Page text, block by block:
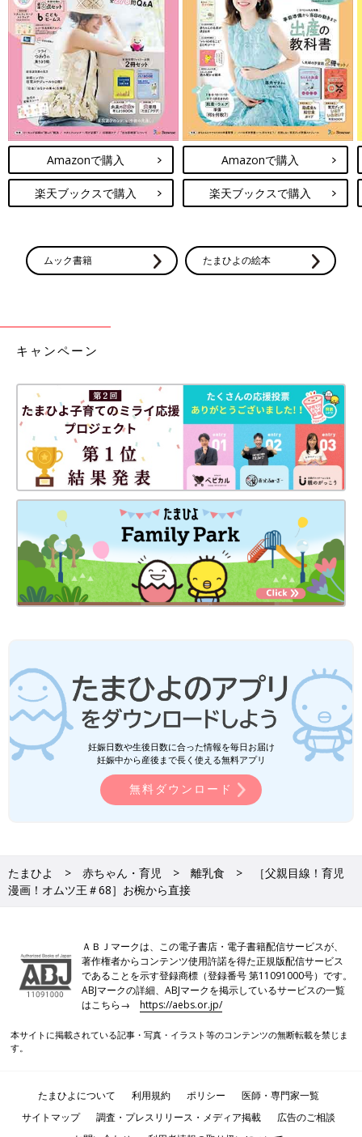
Amazonで購入
楽天ブックスで購入
Amazonで購入
楽天ブックスで購入
ムック書籍 たまひよの絵本
キャンペーン
妊娠日数や生後日数に合った情報を毎日お届け
妊娠中から産後まで長く使える無料アプリ
無料ダウンロード
たまひよ 赤ちゃん・育児 離乳食
［父親目線！育児
漫画！オムツ王＃68］お椀から直接
ＡＢＪマークは、この電子書店・電子書籍配信サービスが、
著作権者からコンテンツ使用許諾を得た正規版配信サービス
であることを示す登録商標（登録番号 第11091000号）です。
ABJマークの詳細、ABJマークを掲示しているサービスの一覧
はこちら→https://aebs.or.jp/
本サイトに掲載されている記事・写真・イラスト等のコンテンツの無断転載を禁じま
す。
たまひよについて 利用規約 ポリシー
医師・専門家一覧
サイトマップ
調査・プレスリリース・メディア掲載
広告のご相談